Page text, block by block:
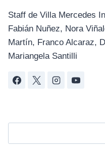
Staff de Villa Mercedes
Fabián Nuñez, Nora
Martín, Franco Alcaraz,
Mariangela Santilli